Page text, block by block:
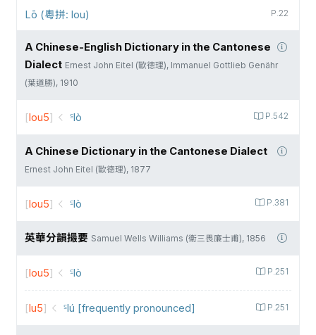
P.22
Lō (粵拼: lou)
A Chinese-English Dictionary in the Cantonese
Dialect Ernest John Eitel (歐德理), Immanuel Gottlieb Genähr
(葉道勝), 1910
P.542
[lou5] ꜃lò
A Chinese Dictionary in the Cantonese Dialect
Ernest John Eitel (歐德理), 1877
P.381
[lou5] ꜃lò
英華分韻撮要 Samuel Wells Williams (衛三畏廉士甫), 1856
P.251
[lou5] ꜃lò
P.251
[ lu5] ꜃lú [frequently pronounced]